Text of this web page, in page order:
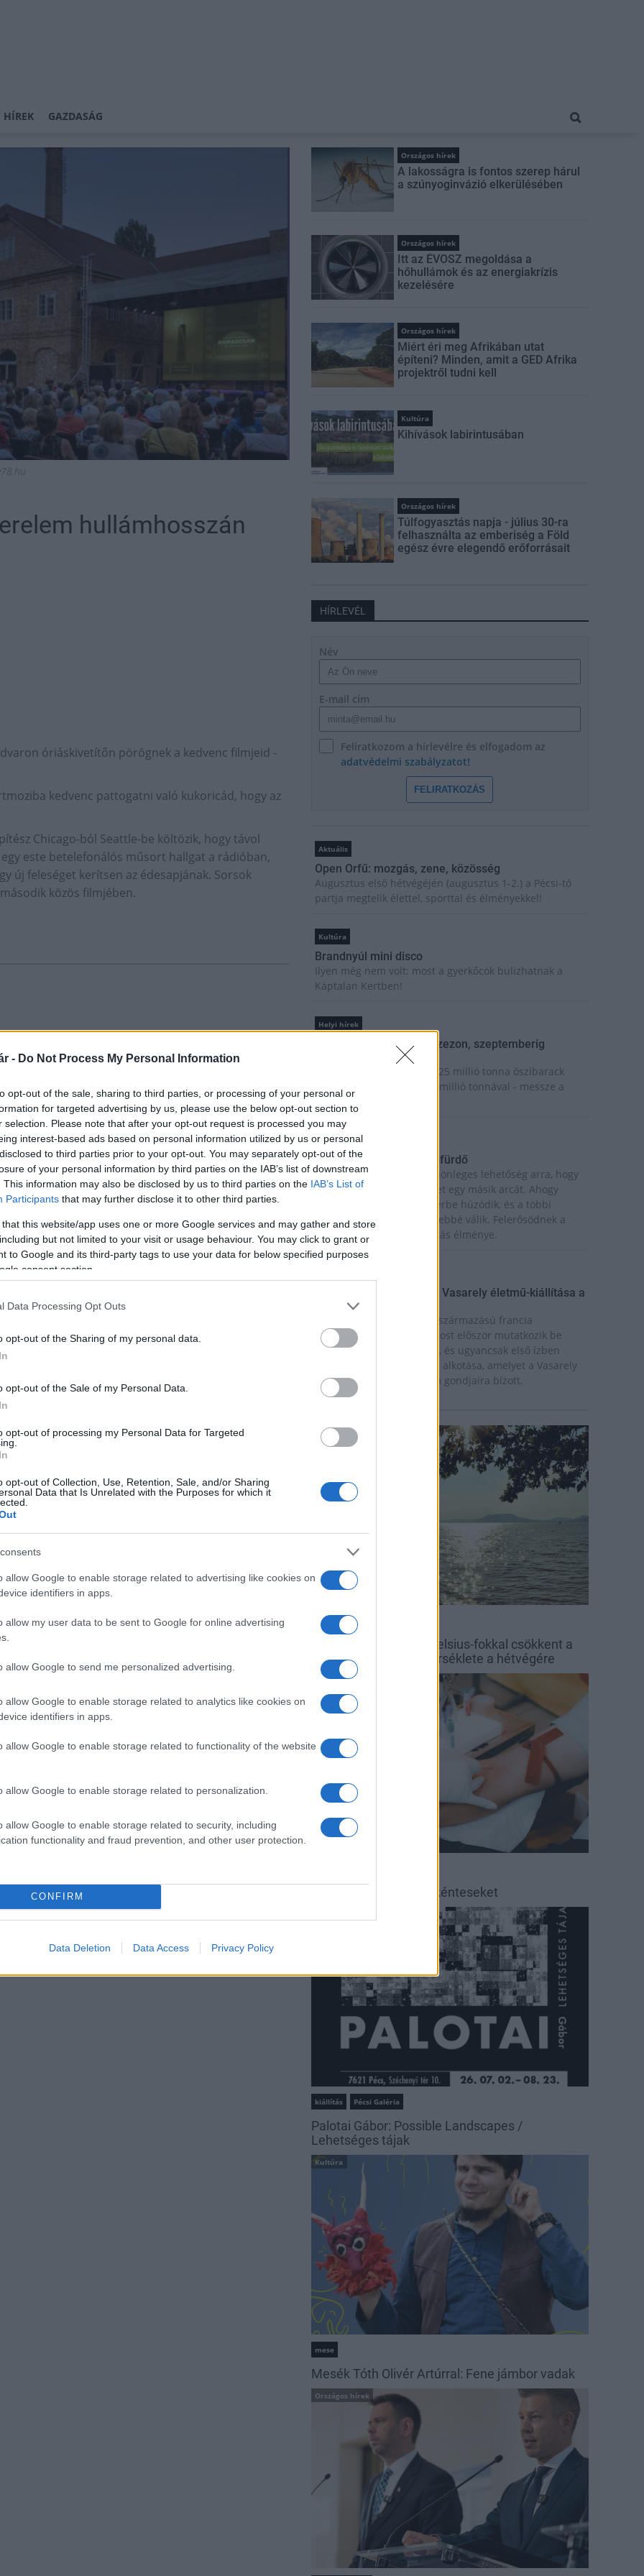
- Do Not Process My Personal Information
opt-out of the sale, sharing to third parties, or processing of your personal or
for targeted advertising by us, please use the below opt-out section to
selection. Please note that after your opt-out request is processed you may
interest-based ads based on personal information utilized by us or personal
to third parties prior to your opt-out. You may separately opt-out of the
of your personal information by third parties on the IAB’s list of downstream
This information may also be disclosed by us to third parties on the IAB’s List of
Participants that may further disclose it to other third parties.
that this website/app uses one or more Google services and may gather and store
but not limited to your visit or usage behaviour. You may click to grant or
to Google and its third-party tags to use your data for below specified purposes
consent section.
Data Processing Opt Outs
opt-out of the Sharing of my personal data.
opt-out of the Sale of my Personal Data.
opt-out of processing my Personal Data for Targeted
opt-out of Collection, Use, Retention, Sale, and/or Sharing
Data that Is Unrelated with the Purposes for which it
allow Google to enable storage related to advertising like cookies on
identifiers in apps.
allow my user data to be sent to Google for online advertising
allow Google to send me personalized advertising.
allow Google to enable storage related to analytics like cookies on
identifiers in apps.
allow Google to enable storage related to functionality of the website
allow Google to enable storage related to personalization.
allow Google to enable storage related to security, including
functionality and fraud prevention, and other user protection.
CONFIRM
Data Deletion Data Access Privacy Policy
HÍREK GAZDASÁG
hullámhosszán
óriáskivetítőn pörögnek a kedvenc filmjeid -
kedvenc pattogatni való kukoricád, hogy az
Chicago-ból Seattle-be költözik, hogy távol
este betelefonálós műsort hallgat a rádióban,
új feleséget kerítsen az édesapjának. Sorsok
közös filmjében.
M1 bővítés: már zajlik a teljesen új
Bicske Kelet csomópont építése
Új gyalogosátkelők és jelzőlámpás
csomópont épül Angyalföldön
Hódmezővásárhely jó hírű
vártunk:
Országos hírek
Kecskeméten is szakirányú
továbbképzésekkel erősít a Gál
Országos hírek
A lakosságra is fontos szerep hárul
a szúnyoginvázió elkerülésében
Országos hírek
Itt az ÉVOSZ megoldása a
hőhullámok és az energiakrízis
kezelésére
Országos hírek
Miért éri meg Afrikában utat
építeni? Minden, amit a GED Afrika
projektről tudni kell
Kultúra
Kihívások labirintusában
Országos hírek
Túlfogyasztás napja - július 30-ra
felhasználta az emberiség a Föld
egész évre elegendő erőforrásait
HÍRLEVÉL
Név
E-mail cím
Feliratkozom a hírlevélre és elfogadom az
adatvédelmi szabályzatot!
FELIRATKOZÁS
Aktuális
Open Orfű: mozgás, zene, közösség
Augusztus első hétvégéjén (augusztus 1-2.) a Pécsi-tó
partja megtelik élettel, sporttal és élményekkel!
Kultúra
Brandnyúl mini disco
Ilyen még nem volt: most a gyerkőcök bulizhatnak a
Káptalan Kertben!
Helyi hírek
Beindult az őszibarackszezon, szeptemberig
A világon évente mintegy 25 millió tonna őszibarack
terem, Kína - csaknem 17 millió tonnával - messze a
legnagyobb termelő.
Kultúra
Teliholdas Éjszakai Erdőfürdő
A teliholdas erdőfürdő különleges lehetőség arra, hogy
megtapasztald a természet egy másik arcát. Ahogy
sötétedik, a látásunk háttérbe húzódik, és a többi
érzékszervünk egyre éberebbé válik. Felerősödnek a
hangok, az illatok, a tapintás élménye.
zínekben élt élet - Claire Vasarely életmű-kiállítása a
Múzeum Galériában
Claire Vasarely, a magyar származású francia
alkotóművész életműve most először mutatkozik be
önállóan Magyarországon, és ugyancsak első ízben
látható együtt valamennyi alkotása, amelyet a Vasarely
házaspár a pécsi múzeum gondjaira bízott.
Országos hírek
időjárás Balaton
Egy hét alatt közel 6 Celsius-fokkal csökkent a
Balaton vizének hőmérséklete a hétvégére
Országos hírek
Véradásra kérik az önkénteseket
kiállítás Pécsi Galéria
Palotai Gábor: Possible Landscapes /
Lehetséges tájak
Kultúra
mese
Mesék Tóth Olivér Artúrral: Fene jámbor vadak
Országos hírek